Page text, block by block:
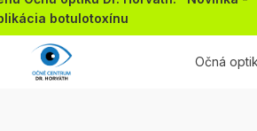
Očná
botulotoxínu